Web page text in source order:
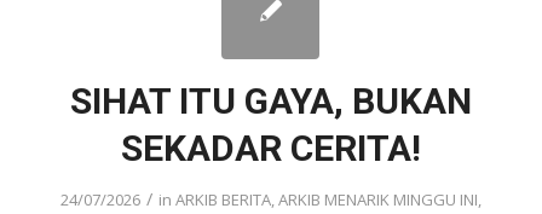
SIHAT ITU GAYA, BUKAN
SEKADAR CERITA!
24/07/2026 / in ARKIB BERITA,ARKIB MENARIK MINGGU INI,